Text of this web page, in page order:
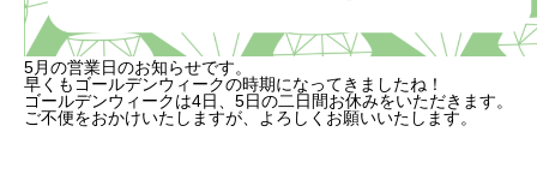
5月の営業日のお知らせです。
早くもゴールデンウィークの時期になってきましたね！
ゴールデンウィークは4日、5日の二日間お休みをいただきます。
ご不便をおかけいたしますが、よろしくお願いいたします。